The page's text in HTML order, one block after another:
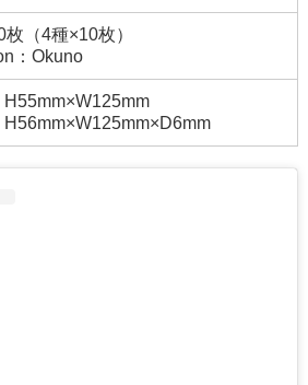
（4種×10枚）
：Okuno